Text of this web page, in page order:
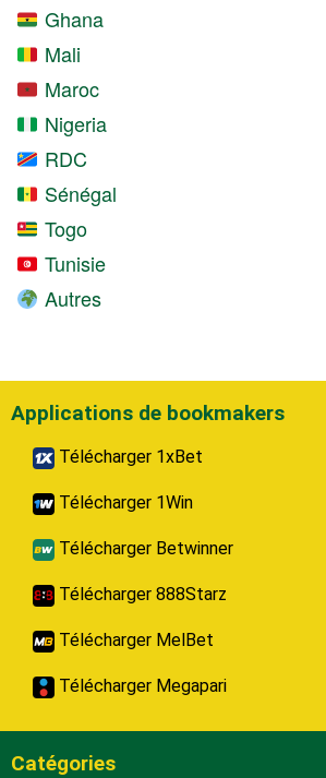
Ghana
Mali
Maroc
Nigeria
RDC
Sénégal
Togo
Tunisie
Autres
Applications de bookmakers
Télécharger 1xBet
Télécharger 1Win
Télécharger Betwinner
Télécharger 888Starz
Télécharger MelBet
Télécharger Megapari
Catégories